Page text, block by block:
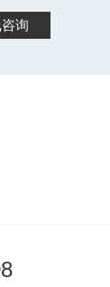
询